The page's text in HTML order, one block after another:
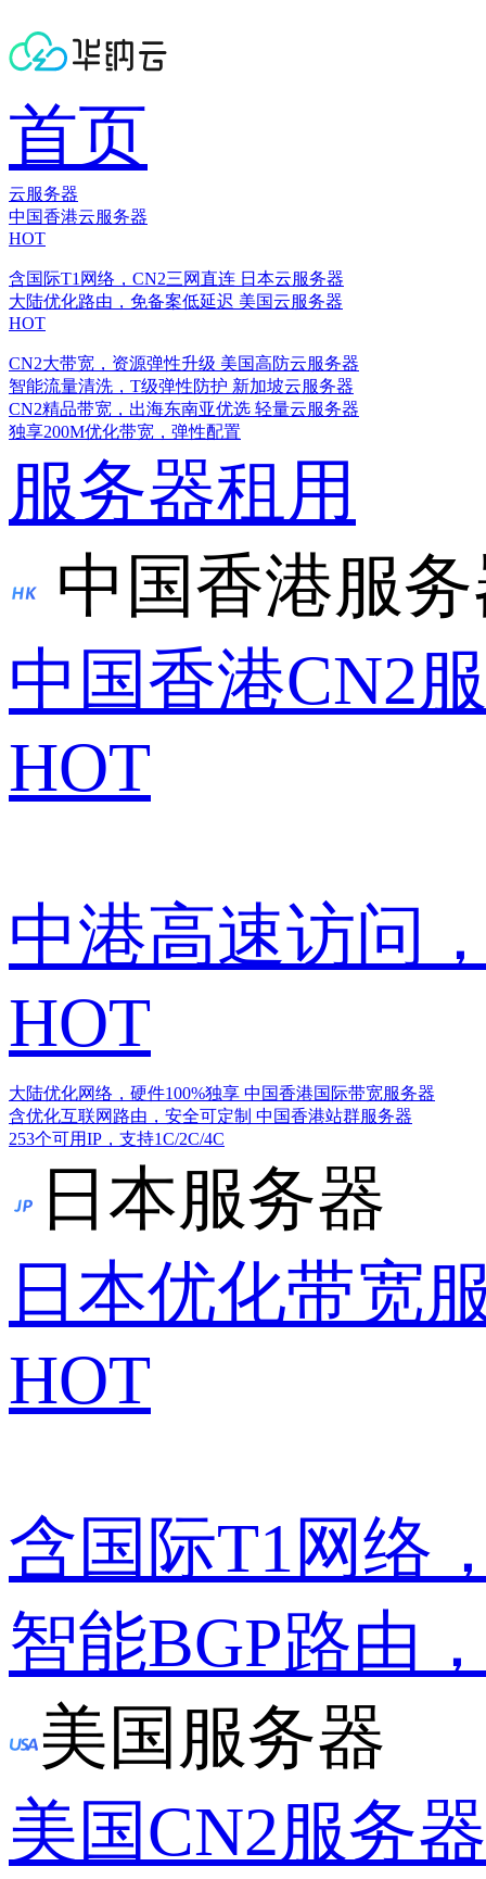
首页
云服务器
中国香港云服务器
HOT
含国际T1网络，CN2三网直连 日本云服务器
大陆优化路由，免备案低延迟 美国云服务器
HOT
CN2大带宽，资源弹性升级 美国高防云服务器
智能流量清洗，T级弹性防护 新加坡云服务器
CN2精品带宽，出海东南亚优选 轻量云服务器
独享200M优化带宽，弹性配置
服务器租用
中国香港服
中国香港CN2
HOT
中港高速访问
HOT
大陆优化网络，硬件100%独享 中国香港国际带宽服务器
含优化互联网路由，安全可定制 中国香港站群服务器
253个可用IP，支持1C/2C/4C
日本服务器
日本优化带宽
HOT
含国际T1网络
智能BGP路由
美国服务器
美国CN2服务器